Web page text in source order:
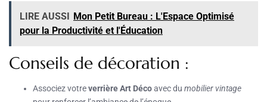
LIRE AUSSI
Mon Petit Bureau : L'Espace Optimisé
pour la Productivité et l'Éducation
Conseils de décoration :
Associez votreverrière Art Décoavec du mobilier vintage